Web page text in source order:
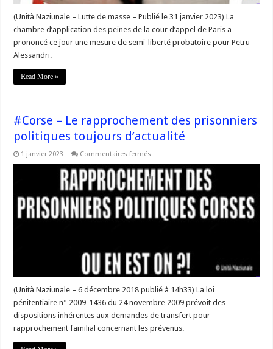
prisonniers
politiques
#Corse
(Unità Naziunale – Lutte de masse – Publié le 31 janvier 2023) La
chambre d’application des peines de la cour d’appel de Paris a
prononcé ce jour une mesure de semi-liberté probatoire pour Petru
Alessandri.
Read More »
#Corse – Le rapprochement des prisonniers
politiques toujours d’actualité
1 janvier 2023 Commentaires fermés
–
Le
rapprochement
des
prisonniers
politiques
toujours
(Unità Naziunale – 6 décembre 2018 publié à 14h33) La loi
pénitentiaire n° 2009-1436 du 24 novembre 2009 prévoit des
dispositions inhérentes aux demandes de transfert pour
rapprochement familial concernant les prévenus.